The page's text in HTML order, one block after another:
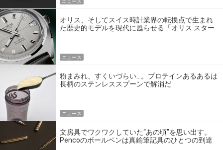
オリス、そしてスイス時計業界の転換点で生まれ
た歴史的モデルを現代に甦らせる「オリス スター
ニュース
粉まみれ、すくいづらい…。プロテインあるあるは
長柄のステンレススプーンで解消だ
ニュース
文房具でワクワクしていた“あの頃”を思い出す。
Pencoのボールペンは真鍮筆記具のひとつの到達